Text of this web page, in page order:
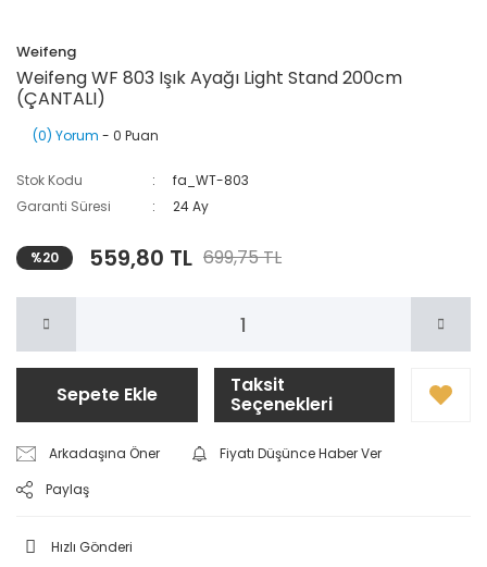
Weifeng
Weifeng WF 803 Işık Ayağı Light Stand 200cm
(ÇANTALI)
(0) Yorum - 0 Puan
Stok Kodu
fa_WT-803
Garanti Süresi
24 Ay
%20 559,80 TL 699,75 TL
Sepete Ekle Taksit
Seçenekleri
Arkadaşına Öner
Fiyatı Düşünce Haber Ver
Paylaş
Hızlı Gönderi